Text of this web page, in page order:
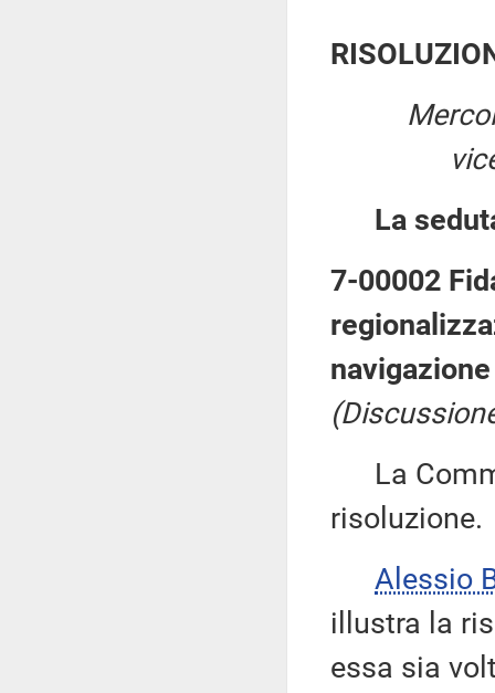
La
7-00002
La
risoluzione.
Alessio
illustra la
essa sia